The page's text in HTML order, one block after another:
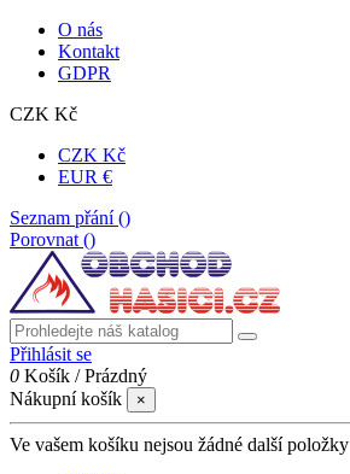
O nás
Kontakt
GDPR
CZK Kč
CZK Kč
EUR €
Seznam přání ()
Porovnat ()
Přihlásit se
0 Košík /Prázdný
Nákupní košík
×
Ve vašem košíku nejsou žádné další položky